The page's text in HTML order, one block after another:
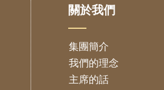
關於我們
集團簡介
我們的理念
主席的話